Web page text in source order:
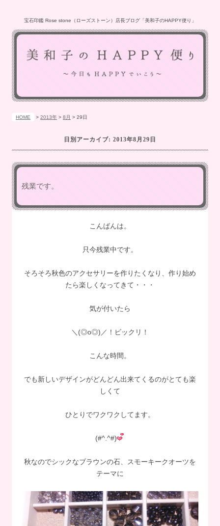
宝石印鑑 Rose stone（ローズストーン）店長ブログ「美和子のHAPPY便り」
HOME > 2013年 > 8月 > 29日
日別アーカイブ: 2013年8月29日
残業です。
こんばんは。
只今残業中です。
そろそろ秋色のアクセサリーを作りたくなり、作り始め
たら楽しくなってきて・・・
気が付いたら
＼(◎o◎)／！ビックリ！
こんな時間。
でも新しいデザインがどんどん出来てくるのがとても楽
しくて
ひとりでワクワクしてます。
(#^.^#)
秋なのでシックなブラウンの石、スモーキークオーツを
テーマに